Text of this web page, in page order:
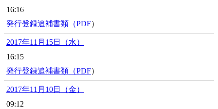
16:16
発行登録追補書類（PDF）
2017年11月15日（水）
16:15
発行登録追補書類（PDF）
2017年11月10日（金）
09:12